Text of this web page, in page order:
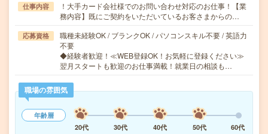
仕事内容
！大手カード会社様でのお問い合わせ対応のお仕事！【業
務内容】既にご契約をいただいているお客さまからの…
応募資格
職種未経験OK / ブランクOK / パソコンスキル不要 / 英語力
不要
◆経験者歓迎！≪WEB登録OK！お気軽に登録ください≫
翌月スタートも歓迎のお仕事満載！就業日の相談も…
職場の雰囲気
年齢層
20代
30代 40代 50代
60代